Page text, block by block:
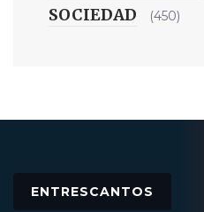
SOCIEDAD (450)
ENTRESCANTOS